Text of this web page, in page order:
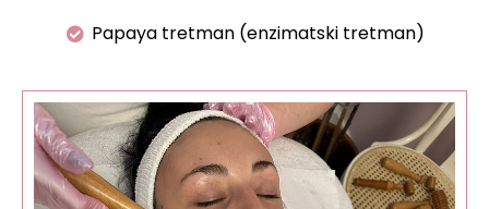
Papaya tretman (enzimatski tretman)